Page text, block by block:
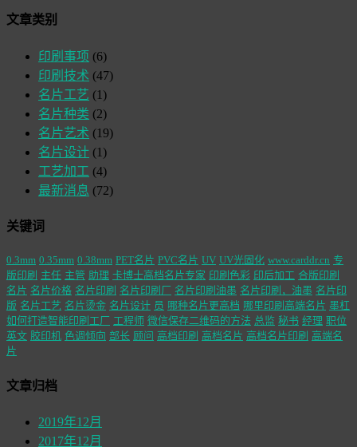
文章类别
印刷事项 (6)
印刷技术 (47)
名片工艺 (1)
名片种类 (2)
名片艺术 (19)
名片设计 (1)
工艺加工 (4)
最新消息 (72)
关键词
0.3mm 0.35mm 0.38mm PET名片 PVC名片 UV UV光固化 www.carddr.cn 专
版印刷 主任 主管 助理 卡博士高档名片专家 印刷色彩 印后加工 合版印刷
名片 名片价格 名片印刷 名片印刷厂 名片印刷油墨 名片印刷，油墨 名片印
版 名片工艺 名片烫金 名片设计 员 哪种名片更高档 哪里印刷高端名片 墨杠
如何打造智能印刷工厂 工程师 微信保存二维码的方法 总监 秘书 经理 职位
英文 胶印机 色调倾向 部长 顾问 高档印刷 高档名片 高档名片印刷 高端名
片
文章归档
2019年12月
2017年12月